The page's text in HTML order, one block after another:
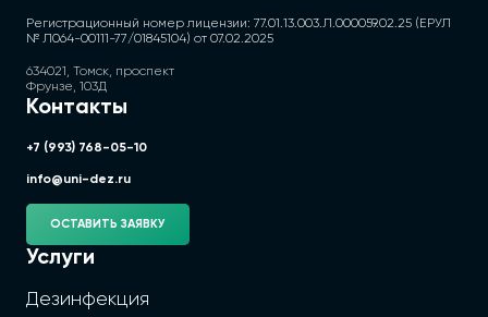
Регистрационный номер лицензии: 77.01.13.003.Л.000059.02.25 (ЕРУЛ
№ Л064-00111-77/01845104) от 07.02.2025
634021, Томск, проспект
Фрунзе, 103Д
Контакты
+7 (993) 768-05-10
info@uni-dez.ru
ОСТАВИТЬ ЗАЯВКУ
Услуги
Дезинфекция